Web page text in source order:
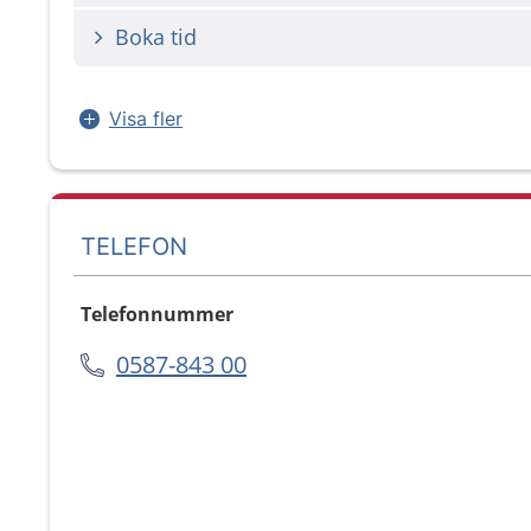
Boka tid
Visa fler
TELEFON
Telefonnummer
0587-843 00